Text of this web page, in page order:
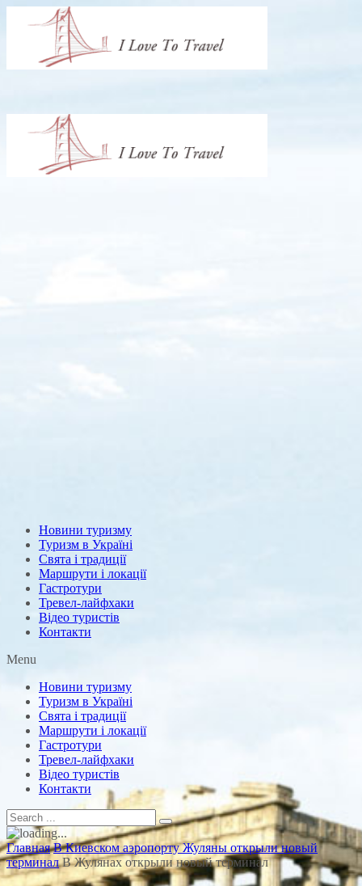
Новини туризму
Туризм в Україні
Свята і традиції
Маршрути і локації
Гастротури
Тревел-лайфхаки
Відео туристів
Контакти
Menu
Новини туризму
Туризм в Україні
Свята і традиції
Маршрути і локації
Гастротури
Тревел-лайфхаки
Відео туристів
Контакти
Главная В Киевском аэропорту Жуляны открыли новый
терминал В Жулянах открыли новый терминал